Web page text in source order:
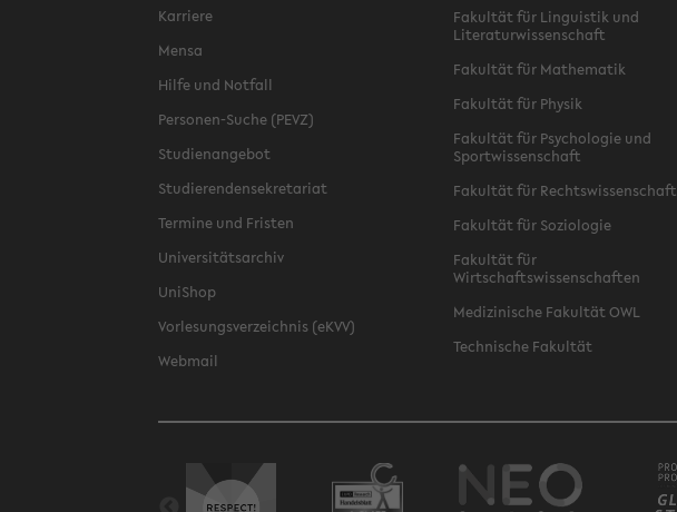
Karriere
Mensa
Hilfe und Notfall
Personen-Suche (PEVZ)
Studienangebot
Studierendensekretariat
Termine und Fristen
Universitätsarchiv
UniShop
Vorlesungsverzeichnis (eKVV)
Webmail
Fakultät für Linguistik und
Literaturwissenschaft
Fakultät für Mathematik
Fakultät für Physik
Fakultät für Psychologie und
Sportwissenschaft
Fakultät für Rechtswissenschaft
Fakultät für Soziologie
Fakultät für
Wirtschaftswissenschaften
Medizinische Fakultät OWL
Technische Fakultät